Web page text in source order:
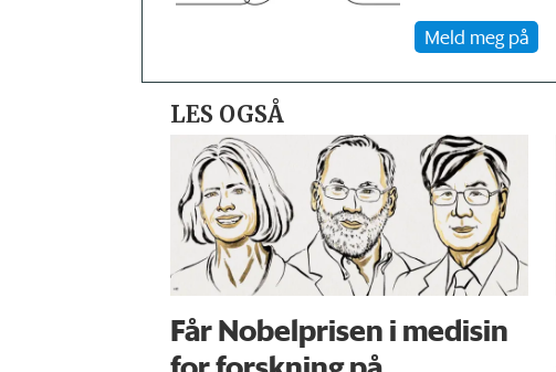
Meld meg på
LES OGSÅ
Får Nobelprisen i medisin